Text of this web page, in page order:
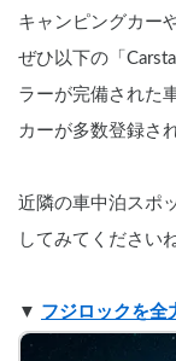
キャンピングカー
ぜひ以下の「
ラーが完備された
カーが多数登録さ
近隣の車中泊スポ
してみてくださいね
▼ フジロックを全